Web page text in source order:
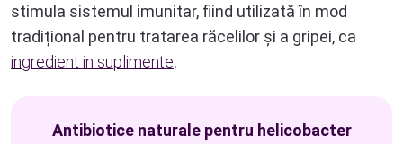
stimula sistemul imunitar, fiind utilizată în mod
tradițional pentru tratarea răcelilor și a gripei, ca
ingredient in suplimente.
Antibiotice naturale pentru helicobacter